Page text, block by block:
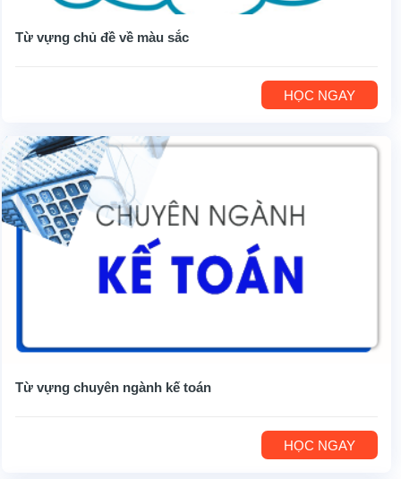
Từ vựng chủ đề về màu sắc
HỌC NGAY
Từ vựng chuyên ngành kế toán
HỌC NGAY